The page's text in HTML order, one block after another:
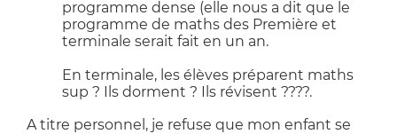
programme dense (elle nous a dit que le
programme de maths des Première et
terminale serait fait en un an.
En terminale, les élèves préparent maths
sup ? Ils dorment ? Ils révisent ????.
A titre personnel, je refuse que mon enfant se